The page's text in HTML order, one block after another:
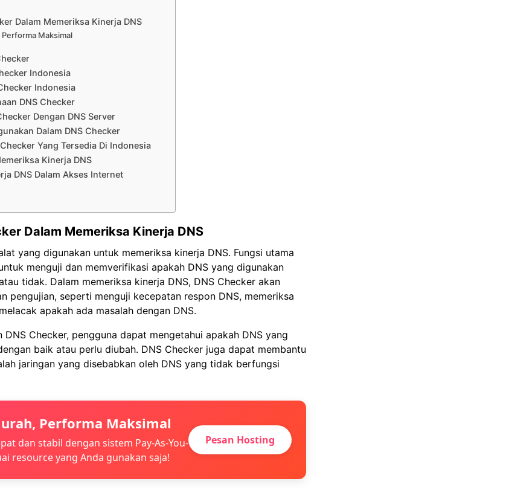
Dalam Memeriksa Kinerja DNS
Maksimal
Indonesia
Indonesia
DNS Checker
Dengan DNS Server
Dalam DNS Checker
Yang Tersedia Di Indonesia
Kinerja DNS
DNS Dalam Akses Internet
Dalam Memeriksa Kinerja DNS
yang digunakan untuk memeriksa kinerja DNS. Fungsi utama
menguji dan memverifikasi apakah DNS yang digunakan
tidak. Dalam memeriksa kinerja DNS, DNS Checker akan
pengujian, seperti menguji kecepatan respon DNS, memeriksa
apakah ada masalah dengan DNS.
DNS Checker, pengguna dapat mengetahui apakah DNS yang
baik atau perlu diubah. DNS Checker juga dapat membantu
jaringan yang disebabkan oleh DNS yang tidak berfungsi
Performa Maksimal
dan stabil dengan sistem Pay-As-You-
resource yang Anda gunakan saja!
Pesan Hosting